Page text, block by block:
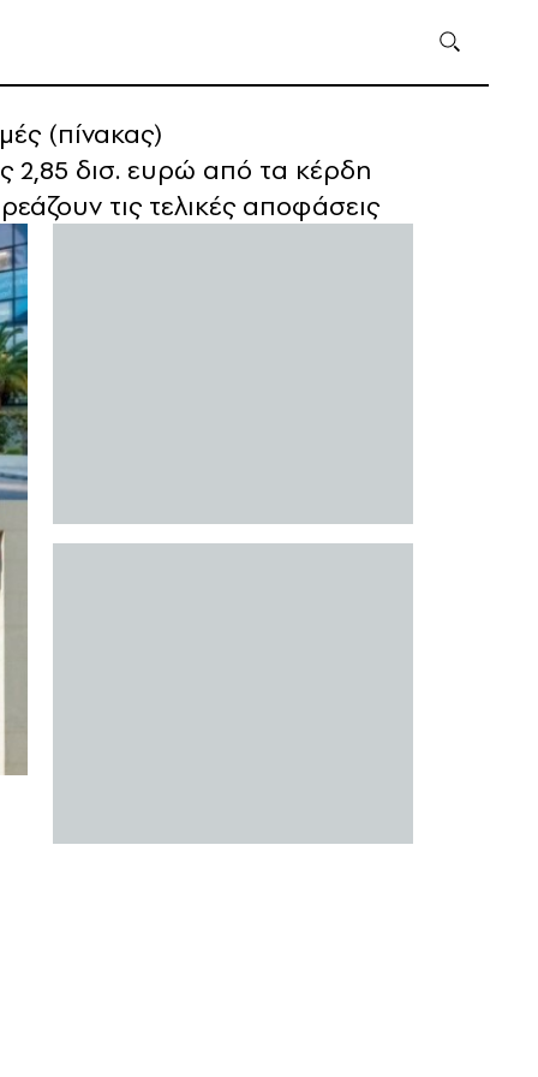
(πίνακας)
2,85 δισ. ευρώ από τα κέρδη
τις τελικές αποφάσεις